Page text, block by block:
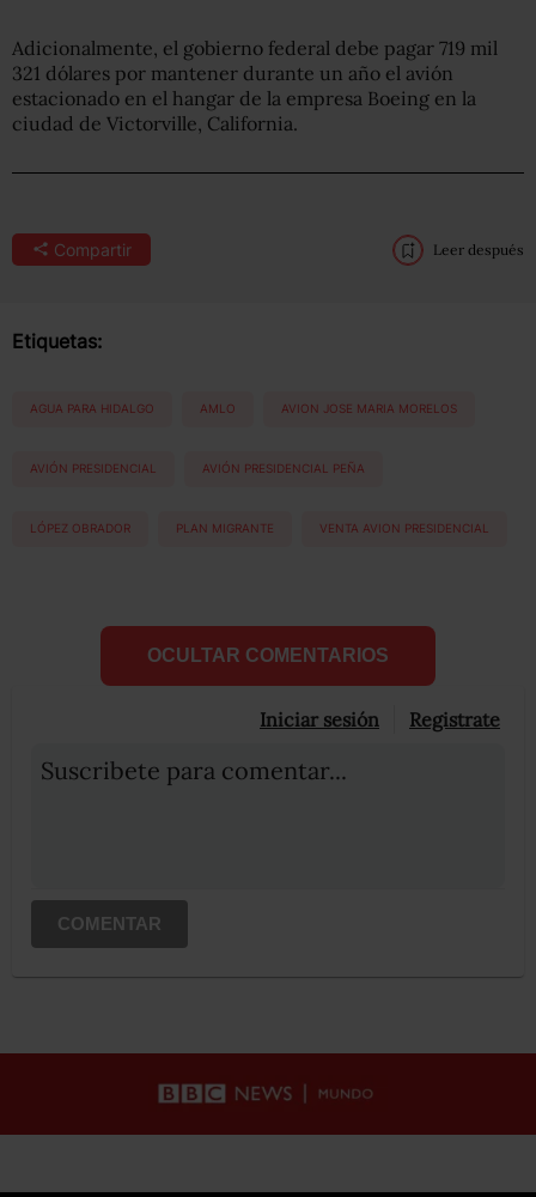
Adicionalmente, el gobierno federal debe pagar 719 mil
321 dólares por mantener durante un año el avión
estacionado en el hangar de la empresa Boeing en la
ciudad de Victorville, California.
Compartir Leer después
Etiquetas:
AGUA PARA HIDALGO AMLO AVION JOSE MARIA MORELOS
AVIÓN PRESIDENCIAL AVIÓN PRESIDENCIAL PEÑA
LÓPEZ OBRADOR PLAN MIGRANTE VENTA AVION PRESIDENCIAL
OCULTAR COMENTARIOS
Iniciar sesión Registrate
Suscribete para comentar...
COMENTAR